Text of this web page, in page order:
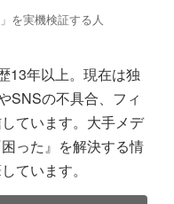
を実機検証する人
13年以上。現在は独
SNSの不具合、フィ
ています。大手メデ
った』を解決する情
ています。